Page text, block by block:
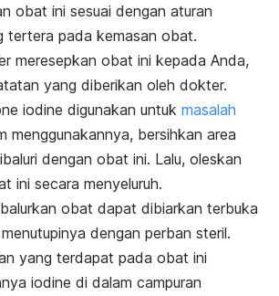
obat ini sesuai dengan aturan
tertera pada kemasan obat.
meresepkan obat ini kepada Anda,
yang diberikan oleh dokter.
iodine digunakan untuk masalah
menggunakannya, bersihkan area
dengan obat ini. Lalu, oleskan
ini secara menyeluruh.
obat dapat dibiarkan terbuka
dengan perban steril.
yang terdapat pada obat ini
iodine di dalam campuran